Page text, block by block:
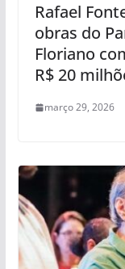
Rafael
obras do
Floriano
R$ 20
março 29, 2026